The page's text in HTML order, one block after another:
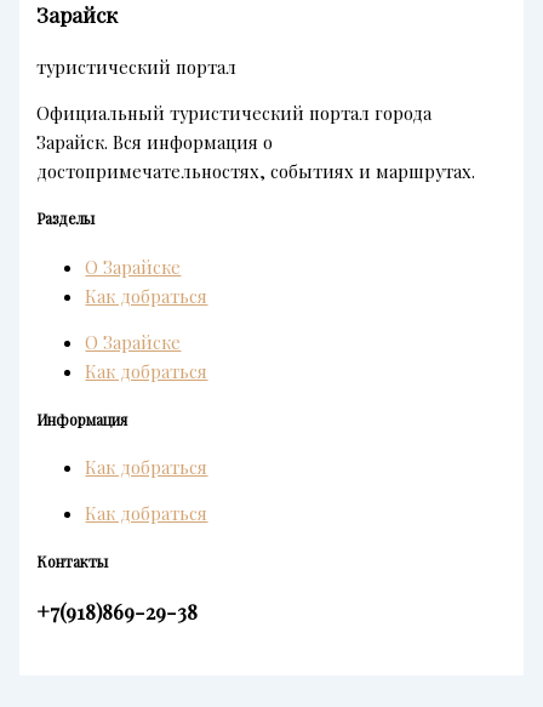
Зарайск
туристический портал
Официальный туристический портал города
Зарайск. Вся информация о
достопримечательностях, событиях и маршрутах.
Разделы
О Зарайске
Как добраться
О Зарайске
Как добраться
Информация
Как добраться
Как добраться
Контакты
+7(918)869-29-38